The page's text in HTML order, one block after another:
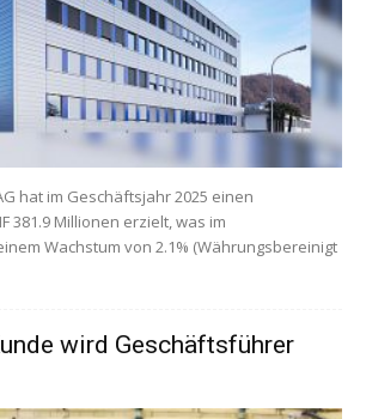
hat im Geschäftsjahr 2025 einen
381.9 Millionen erzielt, was im
Wachstum von 2.1% (Währungsbereinigt
wird Geschäftsführer